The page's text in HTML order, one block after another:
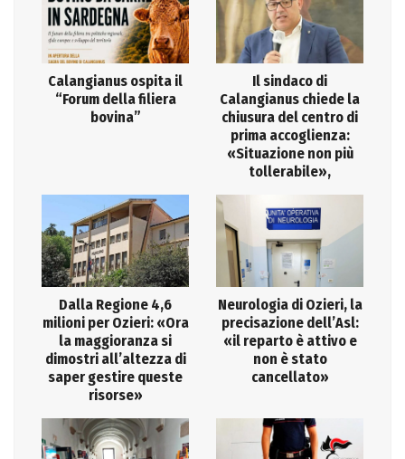
Calangianus ospita il
“Forum della filiera
bovina”
Il sindaco di
Calangianus chiede la
chiusura del centro di
prima accoglienza:
«Situazione non più
tollerabile»,
Dalla Regione 4,6
milioni per Ozieri: «Ora
la maggioranza si
dimostri all’altezza di
saper gestire queste
risorse»
Neurologia di Ozieri, la
precisazione dell’Asl:
«il reparto è attivo e
non è stato
cancellato»